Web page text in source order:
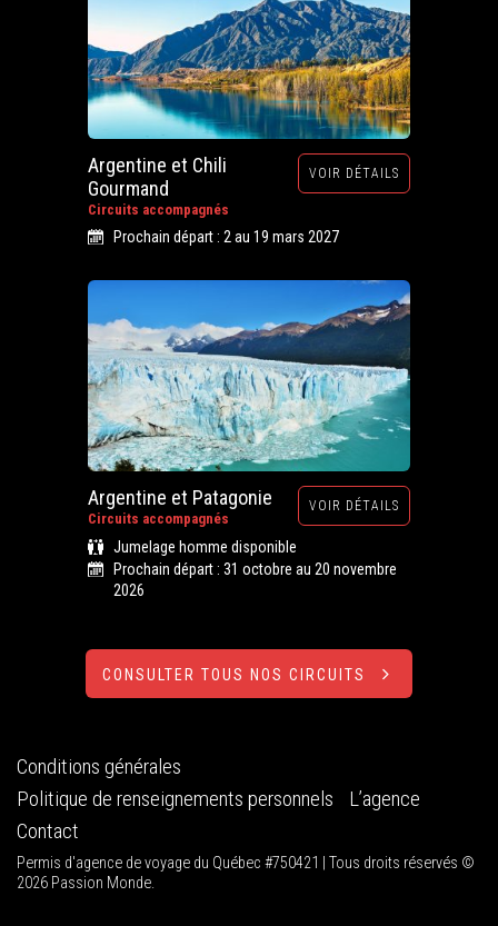
Argentine et Chili
Gourmand
Circuits accompagnés
VOIR DÉTAILS
Prochain départ : 2 au 19 mars 2027
Argentine et Patagonie
Circuits accompagnés
VOIR DÉTAILS
Jumelage homme disponible
Prochain départ : 31 octobre au 20 novembre
2026
CONSULTER TOUS NOS CIRCUITS
Conditions générales
Politique de renseignements personnels
L’agence
Contact
Permis d'agence de voyage du Québec #750421 | Tous droits réservés ©
2026 Passion Monde.